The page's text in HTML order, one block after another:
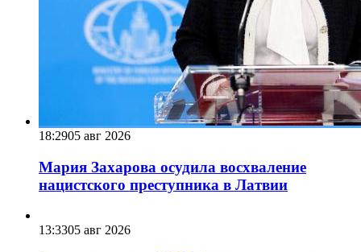
18:2905 авг 2026
Мария Захарова осудила восхваление
нацистского преступника в Латвии
13:3305 авг 2026